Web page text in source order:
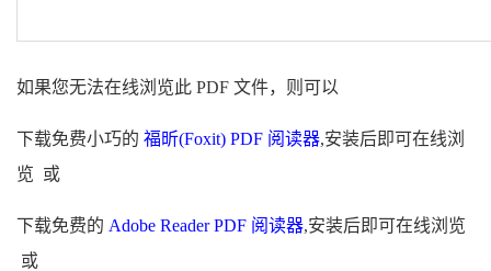
如果您无法在线浏览此 PDF 文件，则可以
下载免费小巧的 福昕(Foxit) PDF 阅读器,安装后即可在线浏
览 或
下载免费的 Adobe Reader PDF 阅读器,安装后即可在线浏览
或